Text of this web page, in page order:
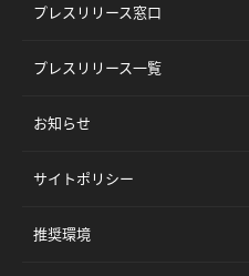
プレスリリース窓口
プレスリリース一覧
お知らせ
サイトポリシー
推奨環境